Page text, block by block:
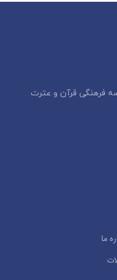
فرهنگی قرآن و عترت
ما